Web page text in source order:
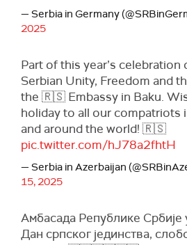
— Serbia in Germany
2025
Part of this year’s celebration
Serbian Unity, Freedom and
the 🇷🇸 Embassy in Baku.
holiday to all our compatriots
and around the world! 🇷🇸
pic.twitter.com/hJ78a2fhtH
— Serbia in Azerbaijan
15, 2025
Амбасада Републике Србије
Дан српског јединства,